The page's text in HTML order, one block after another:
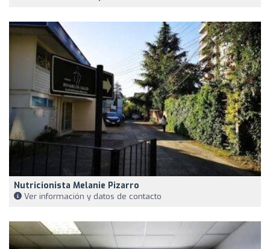
Nutricionista Melanie Pizarro
Ver información y datos de contacto